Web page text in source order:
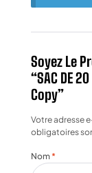
Soyez Le
“SAC DE 20
Copy”
Votre adresse
obligatoires
Nom *